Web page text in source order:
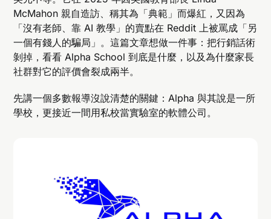
McMahon 親自造訪、稱其為「典範」而爆紅，又因為
「沒有老師、靠 AI 教學」的賣點在 Reddit 上被罵成「另
一個有錢人的騙局」。這篇文章想做一件事：把行銷話術
剝掉，看看 Alpha School 到底是什麼，以及為什麼家長
社群對它的評價會裂成兩半。
先講一個多數報導沒說清楚的關鍵：Alpha 與其說是一所
學校，更接近一間用私校當實驗室的軟體公司。